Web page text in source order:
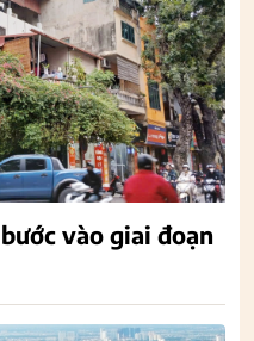
vào giai đoạn